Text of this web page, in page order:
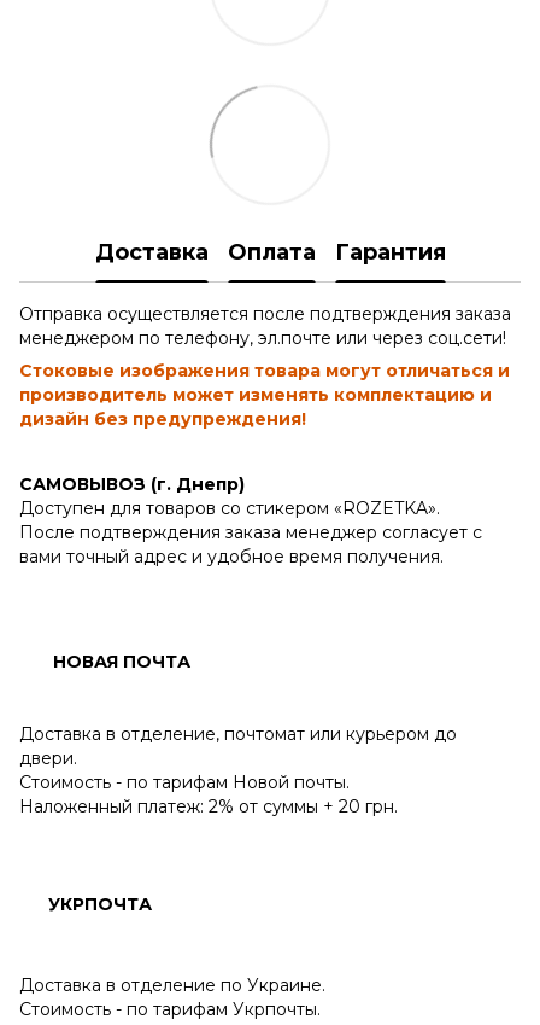
Доставка Оплата Гарантия
Отправка осуществляется после подтверждения заказа
менеджером по телефону, эл.почте или через соц.сети!
Стоковые изображения товара могут отличаться и
производитель может изменять комплектацию и
дизайн без предупреждения!
САМОВЫВОЗ (г. Днепр)
Доступен для товаров со стикером «ROZETKA».
После подтверждения заказа менеджер согласует с
вами точный адрес и удобное время получения.
НОВАЯ ПОЧТА
Доставка в отделение, почтомат или курьером до
двери.
Стоимость - по тарифам Новой почты.
Наложенный платеж: 2% от суммы + 20 грн.
УКРПОЧТА
Доставка в отделение по Украине.
Стоимость - по тарифам Укрпочты.